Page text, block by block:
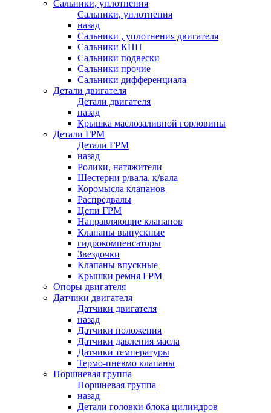
Сальники, уплотнения
Сальники, уплотнения
назад
Сальники , уплотнения двигателя
Сальники КПП
Сальники подвески
Сальники прочие
Сальники дифференциала
Детали двигателя
Детали двигателя
назад
Крышка маслозаливной горловины
Детали ГРМ
Детали ГРМ
назад
Ролики, натяжители
Шестерни р/вала, к/вала
Коромысла клапанов
Распредвалы
Цепи ГРМ
Направляющие клапанов
Клапаны выпускные
гидрокомпенсаторы
Звездочки
Клапаны впускные
Крышки ремня ГРМ
Опоры двигателя
Датчики двигателя
Датчики двигателя
назад
Датчики положения
Датчики давления масла
Датчики температуры
Термо-пневмо клапаны
Поршневая группа
Поршневая группа
назад
Детали головки блока цилиндров